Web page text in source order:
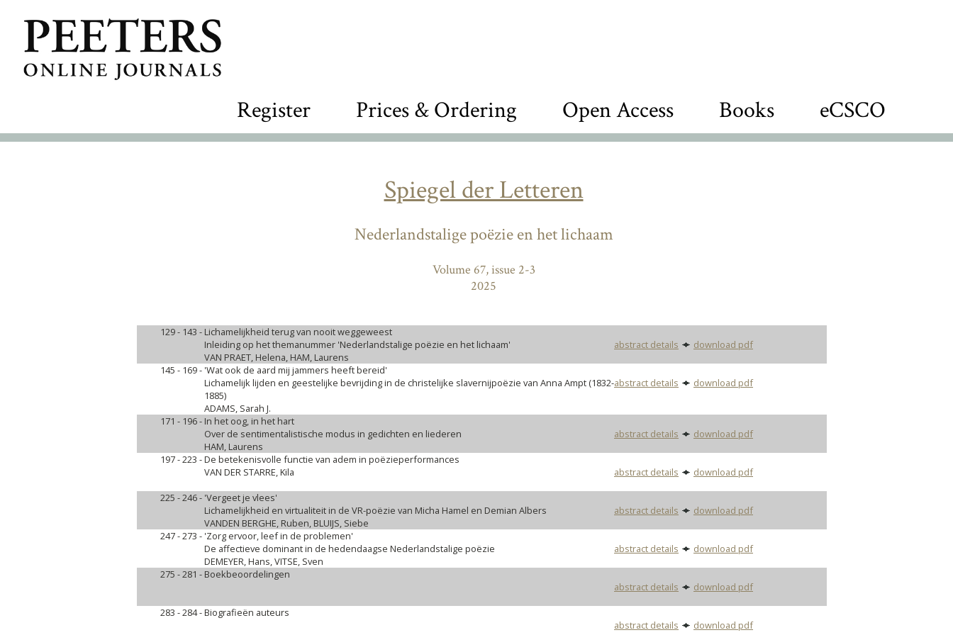
Register Prices & Ordering Open Access Books eCSCO
Spiegel der Letteren
Nederlandstalige poëzie en het lichaam
Volume 67, issue 2-3
2025
129 - 143 - Lichamelijkheid terug van nooit weggeweest
Inleiding op het themanummer 'Nederlandstalige poëzie en het lichaam'
VAN PRAET, Helena, HAM, Laurens
abstract details
download pdf
145 - 169 - 'Wat ook de aard mij jammers heeft bereid'
Lichamelijk lijden en geestelijke bevrijding in de christelijke slavernijpoëzie van Anna Ampt (1832-
1885)
ADAMS, Sarah J.
abstract details download pdf
171 - 196 - In het oog, in het hart
Over de sentimentalistische modus in gedichten en liederen
HAM, Laurens
abstract details
download pdf
197 - 223 -De betekenisvolle functie van adem in poëzieperformances
VAN DER STARRE, Kila
abstract details
download pdf
225 - 246 - 'Vergeet je vlees'
Lichamelijkheid en virtualiteit in de VR-poëzie van Micha Hamel en Demian Albers
VANDEN BERGHE, Ruben, BLUIJS, Siebe
abstract details
download pdf
247 - 273 - 'Zorg ervoor, leef in de problemen'
De affectieve dominant in de hedendaagse Nederlandstalige poëzie
DEMEYER, Hans, VITSE, Sven
abstract details
download pdf
275 - 281 - Boekbeoordelingen
abstract details
download pdf
283 - 284 -Biografieën auteurs
abstract details
download pdf